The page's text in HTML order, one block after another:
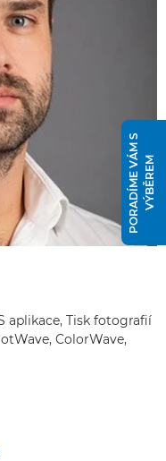
aplikace, Tisk fotografií
ColorWave,
P
O
R
A
D
Í
M
E
V
Á
M
S
V
Ý
B
Ě
R
EM